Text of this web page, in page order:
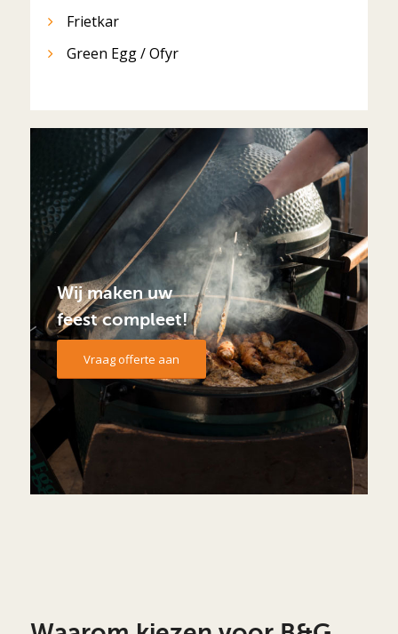
Frietkar
Green Egg / Ofyr
Wij maken uw
feest compleet!
Vraag offerte aan